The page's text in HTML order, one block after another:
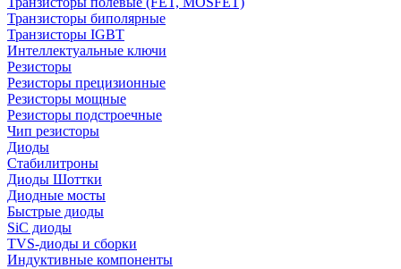
Транзисторы биполярные
Транзисторы IGBT
Интеллектуальные ключи
Резисторы
Резисторы прецизионные
Резисторы мощные
Резисторы подстроечные
Чип резисторы
Диоды
Стабилитроны
Диоды Шоттки
Диодные мосты
Быстрые диоды
SiC диоды
TVS-диоды и сборки
Индуктивные компоненты